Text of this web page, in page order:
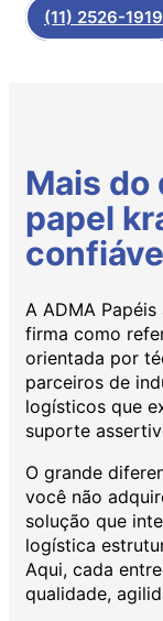
(11) 2526-1919
Mais do
papel
A ADMA
firma como
orientada por
parceiros de
logísticos que
suporte
O grande
você não
solução que
logística
Aqui, cada
qualidade,